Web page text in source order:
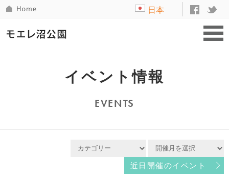
日本
イベント情報
EVENTS
近日開催のイベント